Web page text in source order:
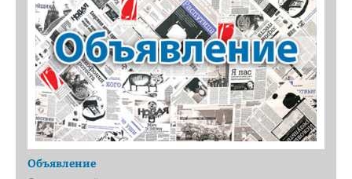
Объявление